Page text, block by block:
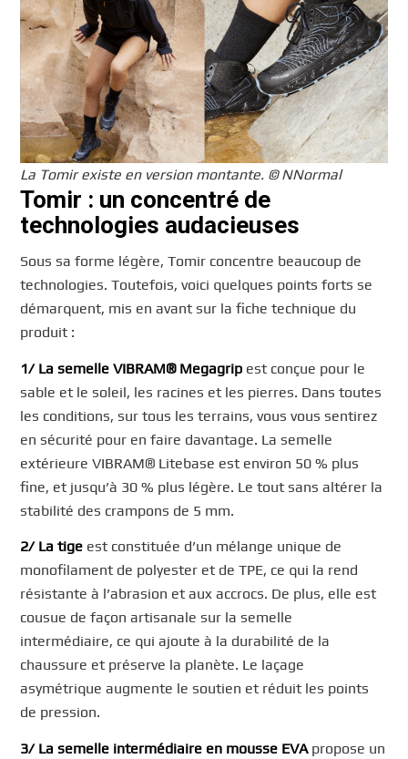
La Tomir existe en version montante. © NNormal
Tomir : un concentré de
technologies audacieuses
Sous sa forme légère, Tomir concentre beaucoup de
technologies. Toutefois, voici quelques points forts se
démarquent, mis en avant sur la fiche technique du
produit :
1/ La semelle VIBRAM® Megagrip est conçue pour le
sable et le soleil, les racines et les pierres. Dans toutes
les conditions, sur tous les terrains, vous vous sentirez
en sécurité pour en faire davantage. La semelle
extérieure VIBRAM® Litebase est environ 50 % plus
fine, et jusqu’à 30 % plus légère. Le tout sans altérer la
stabilité des crampons de 5 mm.
2/ La tige est constituée d’un mélange unique de
monofilament de polyester et de TPE, ce qui la rend
résistante à l’abrasion et aux accrocs. De plus, elle est
cousue de façon artisanale sur la semelle
intermédiaire, ce qui ajoute à la durabilité de la
chaussure et préserve la planète. Le laçage
asymétrique augmente le soutien et réduit les points
de pression.
3/ La semelle intermédiaire en mousse EVApropose un